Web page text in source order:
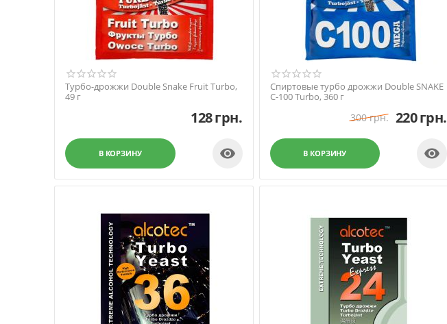
Турбо-дрожжи Double Snake Fruit Turbo,
49 г
128грн.
В КОРЗИНУ 
Спиртовые турбо дрожжи Double SNAKE
C-100 Turbo, 360 г
300 грн. 220грн.
В КОРЗИНУ 